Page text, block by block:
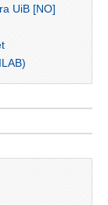
UiB [NO]